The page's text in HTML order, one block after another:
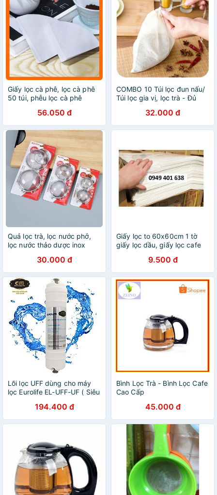
Giấy lọc cà phê, lọc cà phê
50 túi, phễu lọc cà phê
56.050 đ
COMBO 10 Túi lọc đun nấu/
Túi lọc gia vị, lọc trà - Đủ
32.000 đ
Quả lọc trà, lọc nước phở,
lọc nước thảo dược inox
30.000 đ
Giấy lọc to 60x60cm 1 tờ
giấy lọc dầu, giấy lọc cafe
9.500 đ
Lõi lọc UFF dùng cho máy
lọc Eurolife EL-UFF-UF ( Siêu
194.400 đ
Bình Lọc Trà - Bình Lọc Cafe
Cao Cấp
45.000 đ